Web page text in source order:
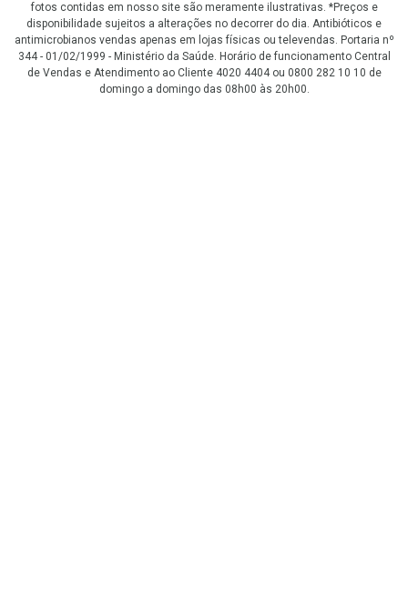
fotos contidas em nosso site são meramente ilustrativas. *Preços e
disponibilidade sujeitos a alterações no decorrer do dia. Antibióticos e
antimicrobianos vendas apenas em lojas físicas ou televendas. Portaria nº
344 - 01/02/1999 - Ministério da Saúde. Horário de funcionamento Central
de Vendas e Atendimento ao Cliente 4020 4404 ou 0800 282 10 10 de
domingo a domingo das 08h00 às 20h00.